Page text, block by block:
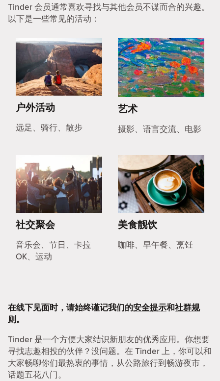
Tinder 会员通常喜欢寻找与其他会员不谋而合的兴趣。
以下是一些常见的活动：
户外活动
远足、骑行、散步
艺术
摄影、语言交流、电影
社交聚会
音乐会、节日、卡拉
OK、运动
美食靓饮
咖啡、早午餐、烹饪
在线下见面时，请始终谨记我们的安全提示和社群规
则。
Tinder 是一个方便大家结识新朋友的优秀应用。你想要
寻找志趣相投的伙伴？没问题。在 Tinder 上，你可以和
大家畅聊你们最热衷的事情，从公路旅行到畅游夜市，
话题五花八门。